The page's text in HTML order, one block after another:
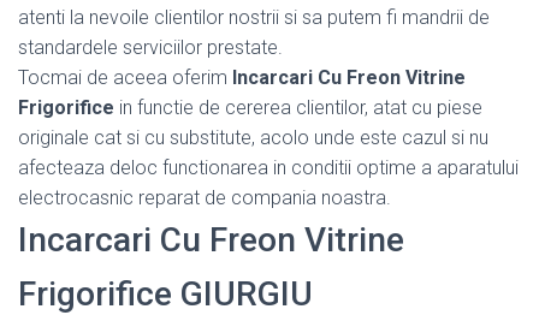
atenti la nevoile clientilor nostrii si sa putem fi mandrii de
standardele serviciilor prestate.
Tocmai de aceea oferim Incarcari Cu Freon Vitrine
Frigorifice in functie de cererea clientilor, atat cu piese
originale cat si cu substitute, acolo unde este cazul si nu
afecteaza deloc functionarea in conditii optime a aparatului
electrocasnic reparat de compania noastra.
Incarcari Cu Freon Vitrine
Frigorifice GIURGIU